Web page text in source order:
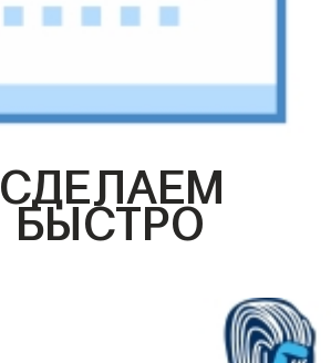
СДЕЛАЕМ
БЫСТРО